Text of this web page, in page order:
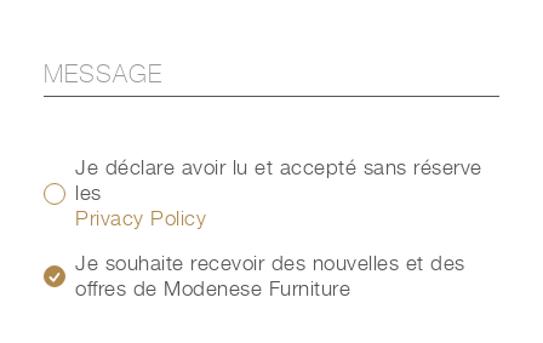
Je déclare avoir lu et accepté sans réserve
les
Privacy Policy
Je souhaite recevoir des nouvelles et des
offres de Modenese Furniture